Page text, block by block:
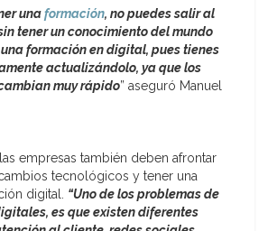
unaformación, no puedes salir al
tener un conocimiento del mundo
formación en digital, pues tienes
actualizándolo, ya que los
muyrápido” aseguró Manuel
empresas también deben afrontar
tecnológicos y tener una
digital. “Uno de los problemas de
es que existen diferentes